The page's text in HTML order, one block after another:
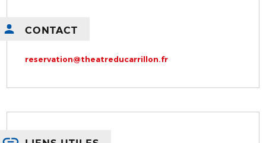
CONTACT
reservation@theatreducarrillon.fr